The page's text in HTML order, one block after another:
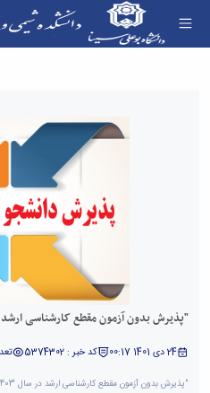
"پذیرش بدون آزمون مقطع کارشناسی ارشد در سال
24 دی 1401 00:17 کد خبر : 5374302
"پذیرش بدون آزمون مقطع کارشناسی ارشد در سال 1403-1402"